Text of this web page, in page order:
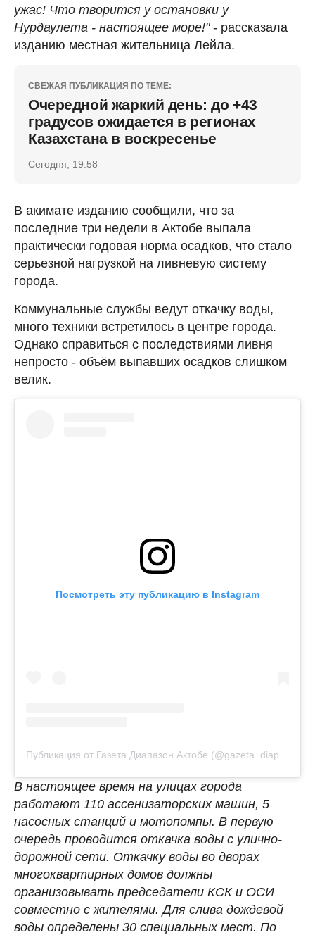
ужас! Что творится у остановки у
Нурдаулета - настоящее море!"- рассказала
изданию местная жительница Лейла.
СВЕЖАЯ ПУБЛИКАЦИЯ ПО ТЕМЕ:
Очередной жаркий день: до +43
градусов ожидается в регионах
Казахстана в воскресенье
Сегодня, 19:58
В акимате изданию сообщили, что за
последние три недели в Актобе выпала
практически годовая норма осадков, что стало
серьезной нагрузкой на ливневую систему
города.
Коммунальные службы ведут откачку воды,
много техники встретилось в центре города.
Однако справиться с последствиями ливня
непросто - объём выпавших осадков слишком
велик.
Посмотреть эту публикацию в Instagram
В настоящее время на улицах города
работают 110 ассенизаторских машин, 5
насосных станций и мотопомпы. В первую
очередь проводится откачка воды с улично-
дорожной сети. Откачку воды во дворах
многоквартирных домов должны
организовывать председатели КСК и ОСИ
совместно с жителями. Для слива дождевой
воды определены 30 специальных мест. По